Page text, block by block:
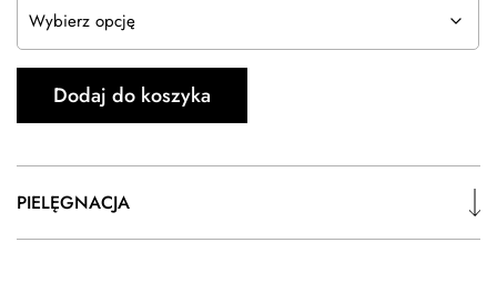
Dodaj do koszyka
PIELĘGNACJA